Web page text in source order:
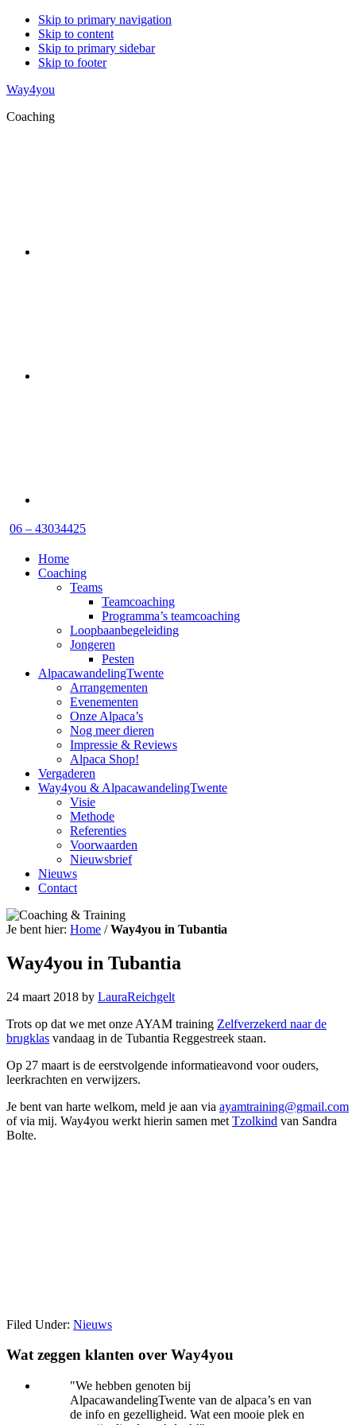
Skip to primary navigation
Skip to content
Skip to primary sidebar
Skip to footer
Way4you
Coaching
06 – 43034425
Home
Coaching
Teams
Teamcoaching
Programma’s teamcoaching
Loopbaanbegeleiding
Jongeren
Pesten
AlpacawandelingTwente
Arrangementen
Evenementen
Onze Alpaca’s
Nog meer dieren
Impressie & Reviews
Alpaca Shop!
Vergaderen
Way4you & AlpacawandelingTwente
Visie
Methode
Referenties
Voorwaarden
Nieuwsbrief
Nieuws
Contact
Je bent hier: Home /Way4you in Tubantia
Way4you in Tubantia
24 maart 2018 by LauraReichgelt
Trots op dat we met onze AYAM training Zelfverzekerd naar de
brugklas vandaag in de Tubantia Reggestreek staan.
Op 27 maart is de eerstvolgende informatieavond voor ouders,
leerkrachten en verwijzers.
Je bent van harte welkom, meld je aan via ayamtraining@gmail.com
of via mij. Way4you werkt hierin samen met Tzolkind van Sandra
Bolte.
Filed Under: Nieuws
Primary
Wat zeggen klanten over Way4you
"We hebben genoten bij
AlpacawandelingTwente van de alpaca’s en van
de info en gezelligheid. Wat een mooie plek en